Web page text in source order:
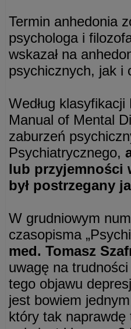
Termin anhedonia
psychologa i
wskazał na
psychicznych, jak i
Według
Manual of Mental
zaburzeń
Psychiatrycznego,
lub przyjemności
był postrzegany
W grudniowym
czasopisma
med. Tomasz
uwagę na
tego objawu
jest bowiem
który tak